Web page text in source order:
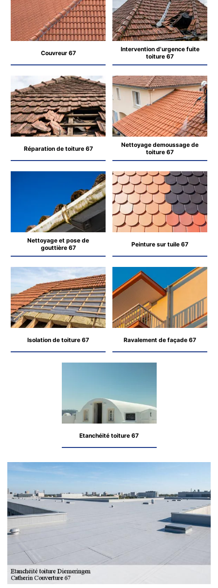
Couvreur 67
Intervention d'urgence fuite
toiture 67
Réparation de toiture 67
Nettoyage demoussage de
toiture 67
Nettoyage et pose de
gouttière 67
Peinture sur tuile 67
Isolation de toiture 67 Ravalement de façade 67
Etanchéité toiture 67